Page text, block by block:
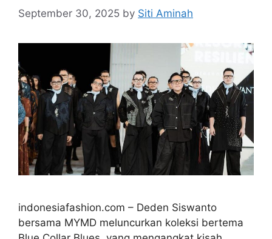
September 30, 2025 by Siti Aminah
indonesiafashion.com – Deden Siswanto
bersama MYMD meluncurkan koleksi bertema